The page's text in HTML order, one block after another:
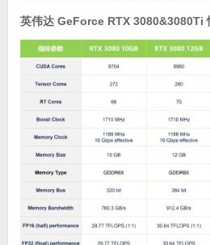
英伟达 GeForce RTX 3080&3080Ti